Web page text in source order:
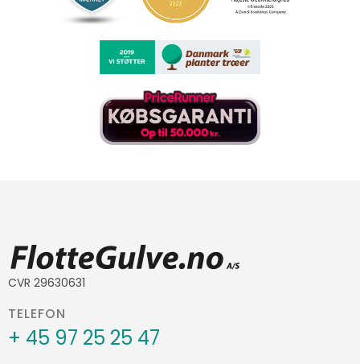
CVR 29630631
TELEFON
+ 45 97 25 25 47